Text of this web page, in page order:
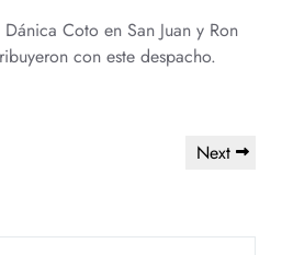
Coto en San Juan y Ron
con este despacho.
Next